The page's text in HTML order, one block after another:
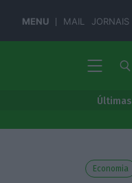
MENU MAIL JORNAIS
Últimas
Economia